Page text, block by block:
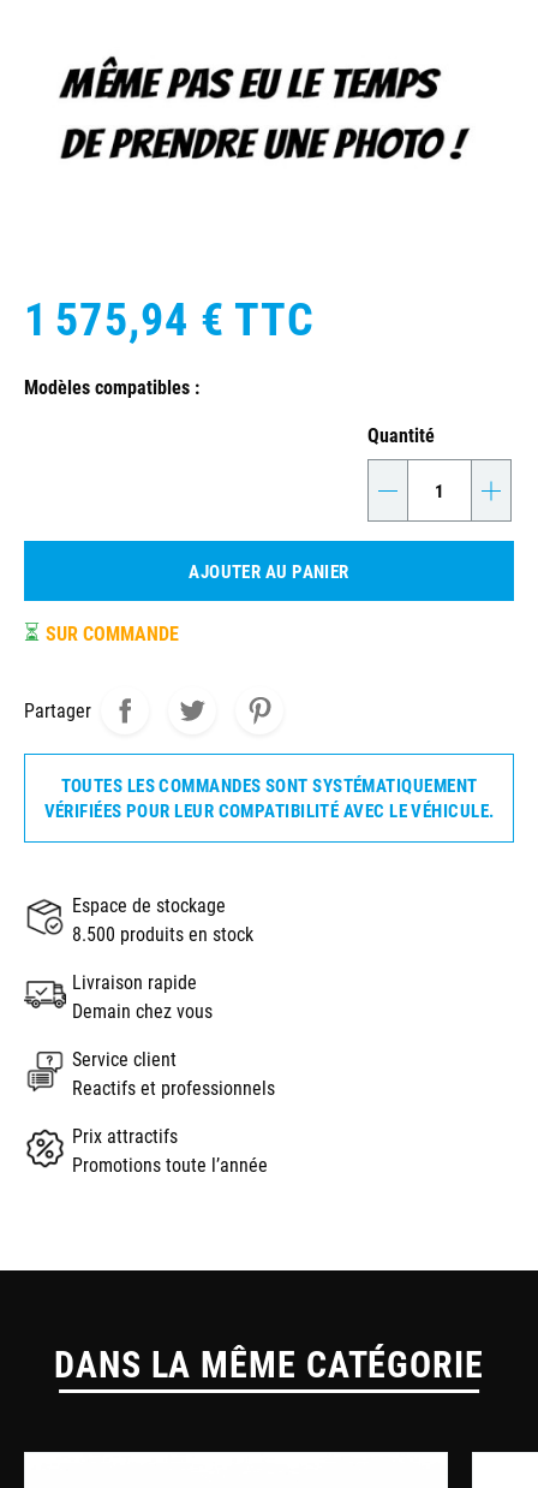
1 575,94 € TTC
Modèles compatibles :
Quantité
- +
AJOUTER AU PANIER
⏳ SUR COMMANDE
Partager
TOUTES LES COMMANDES SONT SYSTÉMATIQUEMENT
VÉRIFIÉES POUR LEUR COMPATIBILITÉ AVEC LE VÉHICULE.
Espace de stockage
8.500 produits en stock
Livraison rapide
Demain chez vous
Service client
Reactifs et professionnels
Prix attractifs
Promotions toute l’année
DANS LA MÊME CATÉGORIE